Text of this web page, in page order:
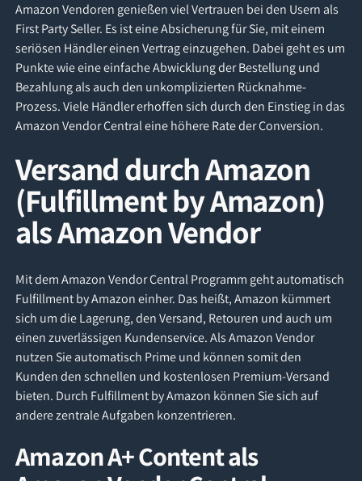
Amazon Vendoren genießen viel Vertrauen bei den Usern als
First Party Seller. Es ist eine Absicherung für Sie, mit einem
seriösen Händler einen Vertrag einzugehen. Dabei geht es um
Punkte wie eine einfache Abwicklung der Bestellung und
Bezahlung als auch den unkomplizierten Rücknahme-
Prozess. Viele Händler erhoffen sich durch den Einstieg in das
Amazon Vendor Central eine höhere Rate der Conversion.
Versand durch Amazon
(Fulfillment by Amazon)
als Amazon Vendor
Mit dem Amazon Vendor Central Programm geht automatisch
Fulfillment by Amazon einher. Das heißt, Amazon kümmert
sich um die Lagerung, den Versand, Retouren und auch um
einen zuverlässigen Kundenservice. Als Amazon Vendor
nutzen Sie automatisch Prime und können somit den
Kunden den schnellen und kostenlosen Premium-Versand
bieten. Durch Fulfillment by Amazon können Sie sich auf
andere zentrale Aufgaben konzentrieren.
Amazon A+ Content als